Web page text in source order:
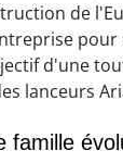
de
pour
d'une
lanceurs
famille